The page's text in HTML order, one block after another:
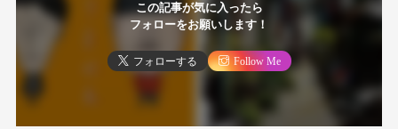
この記事が気に入ったら
フォローをお願いします！
フォローする Follow Me